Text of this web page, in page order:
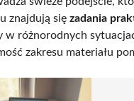
znajdują się zadania
w różnorodnych
zakresu materiału